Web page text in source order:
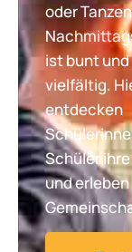
oder
ist bunt und
vielfältig.
entdecken
Schüler
und erleben